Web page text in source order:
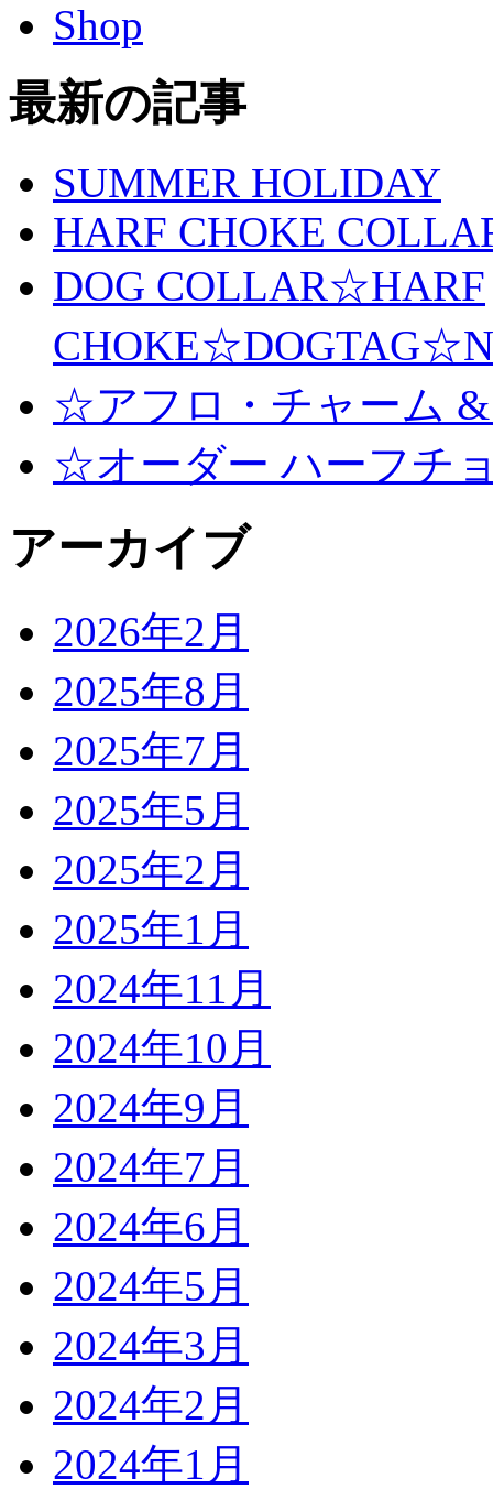
Shop
最新の記事
SUMMER HOLIDAY
HARF CHOKE
DOG COLLAR☆HARF
☆アフロ・チャーム
☆オーダー ハーフチ
アーカイブ
2026年2月
2025年8月
2025年7月
2025年5月
2025年2月
2025年1月
2024年11月
2024年10月
2024年9月
2024年7月
2024年6月
2024年5月
2024年3月
2024年2月
2024年1月